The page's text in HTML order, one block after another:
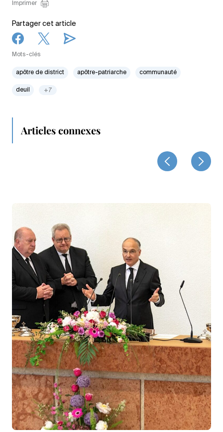
Imprimer
Partager cet article
Mots-clés
apôtre de district apôtre-patriarche communauté
deuil +7
Articles connexes